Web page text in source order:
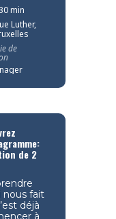
min
Luther,
de
de 2
nous fait
déjà
à